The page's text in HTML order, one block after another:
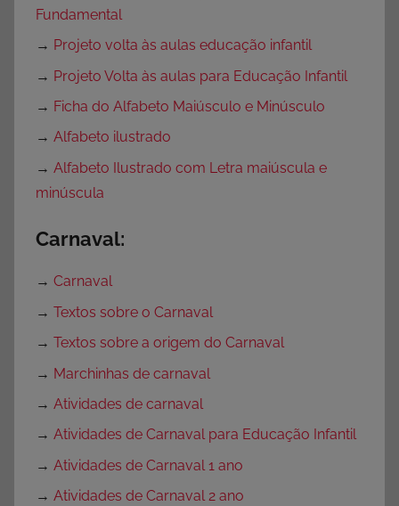
Fundamental
→ Projeto volta às aulas educação infantil
→ Projeto Volta às aulas para Educação Infantil
→ Ficha do Alfabeto Maiúsculo e Minúsculo
→ Alfabeto ilustrado
→ Alfabeto Ilustrado com Letra maiúscula e
minúscula
Carnaval:
→ Carnaval
→ Textos sobre o Carnaval
→ Textos sobre a origem do Carnaval
→ Marchinhas de carnaval
→ Atividades de carnaval
→ Atividades de Carnaval para Educação Infantil
→ Atividades de Carnaval 1 ano
→ Atividades de Carnaval 2 ano